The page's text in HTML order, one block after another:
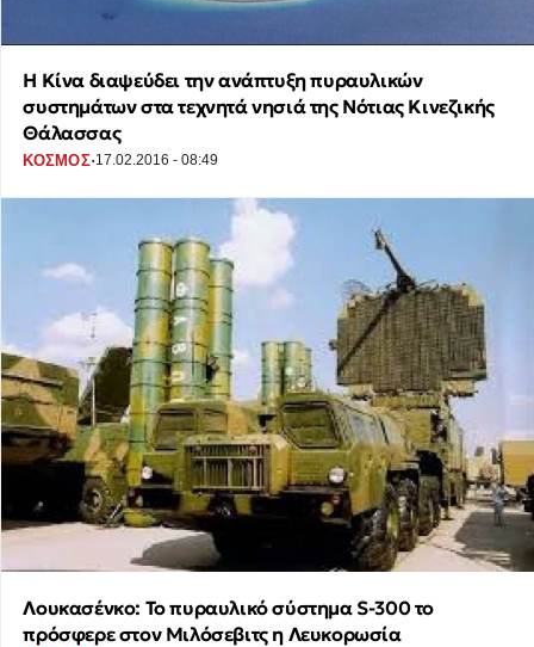
Η Κίνα διαψεύδει την ανάπτυξη πυραυλικών
συστημάτων στα τεχνητά νησιά της Νότιας Κινεζικής
Θάλασσας
ΚΟΣΜΟΣ·17.02.2016 - 08:49
Λουκασένκο: Το πυραυλικό σύστημα S-300 το
πρόσφερε στον Μιλόσεβιτς η Λευκορωσία